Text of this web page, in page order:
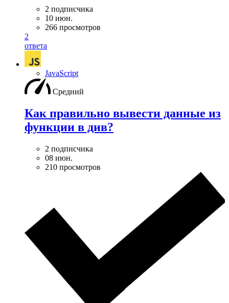
2 подписчика
10 июн.
266 просмотров
2
ответа
JavaScript
Средний
Как правильно вывести данные из
функции в див?
2 подписчика
08 июн.
210 просмотров